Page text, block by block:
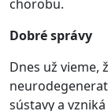
chorobu.
Dobré správy
Dnes už vieme,
sústavy a